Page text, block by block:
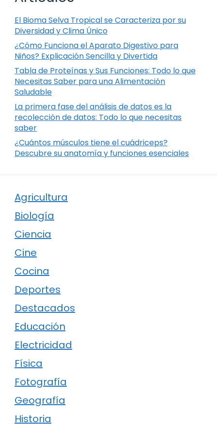
El Bioma Selva Tropical se Caracteriza por su
Diversidad y Clima Único
¿Cómo Funciona el Aparato Digestivo para
Niños? Explicación Sencilla y Divertida
Tabla de Proteínas y Sus Funciones: Todo lo que
Necesitas Saber para una Alimentación
Saludable
La primera fase del análisis de datos es la
recolección de datos: Todo lo que necesitas
saber
¿Cuántos músculos tiene el cuádriceps?
Descubre su anatomía y funciones esenciales
Agricultura
Biología
Ciencia
Cine
Cocina
Deportes
Destacados
Educación
Electricidad
Física
Fotografía
Geografía
Historia